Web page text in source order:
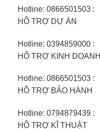
Hotline: 0866501503 :
HỖ TRỢ DỰ ÁN
Hotline: 0394859000 :
HỖ TRỢ KINH DOANH
Hotline: 0866501503 :
HỖ TRỢ BẢO HÀNH
Hotline: 0794879439 :
HỖ TRỢ KĨ THUẬT